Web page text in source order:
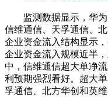
监测数据显示，华为
信维通信、天孚通信、
企业资金流入结构显示
企业资金流入规模近半
中，信维通信超大单净
利预期强烈看好。超大
孚通信、北方华创和英